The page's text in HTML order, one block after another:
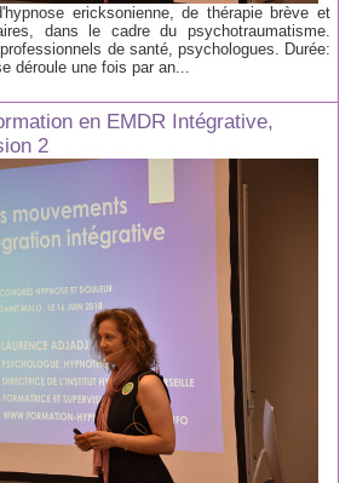
ericksonienne, de thérapie brève et
dans le cadre du psychotraumatisme.
de santé, psychologues. Durée:
déroule une fois par an...
en EMDR Intégrative,
2